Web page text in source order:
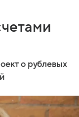
о рублевых